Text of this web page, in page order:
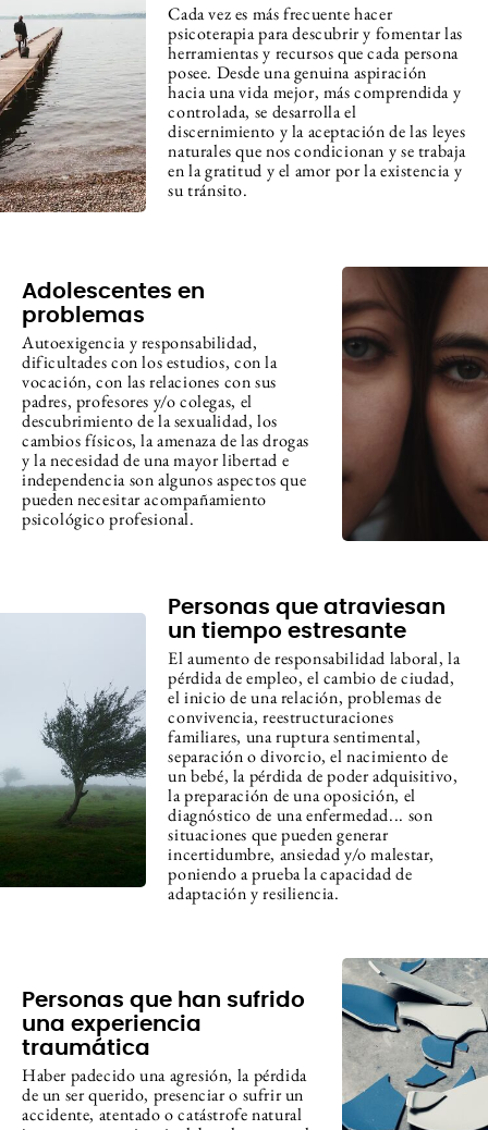
Cada vez es más frecuente hacer
psicoterapia para descubrir y fomentar las
herramientas y recursos que cada persona
posee. Desde una genuina aspiración
hacia una vida mejor, más comprendida y
controlada, se desarrolla el
discernimiento y la aceptación de las leyes
naturales que nos condicionan y se trabaja
en la gratitud y el amor por la existencia y
su tránsito.
Adolescentes en
problemas
Autoexigencia y responsabilidad,
dificultades con los estudios, con la
vocación, con las relaciones con sus
padres, profesores y/o colegas, el
descubrimiento de la sexualidad, los
cambios físicos, la amenaza de las drogas
y la necesidad de una mayor libertad e
independencia son algunos aspectos que
pueden necesitar acompañamiento
psicológico profesional.
Personas que atraviesan
un tiempo estresante
El aumento de responsabilidad laboral, la
pérdida de empleo, el cambio de ciudad,
el inicio de una relación, problemas de
convivencia, reestructuraciones
familiares, una ruptura sentimental,
separación o divorcio, el nacimiento de
un bebé, la pérdida de poder adquisitivo,
la preparación de una oposición, el
diagnóstico de una enfermedad... son
situaciones que pueden generar
incertidumbre, ansiedad y/o malestar,
poniendo a prueba la capacidad de
adaptación y resiliencia.
Personas que han sufrido
una experiencia
traumática
Haber padecido una agresión, la pérdida
de un ser querido, presenciar o sufrir un
accidente, atentado o catástrofe natural